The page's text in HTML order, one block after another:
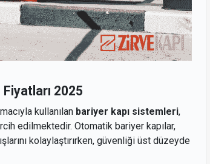
2025
kullanılan bariyer kapı sistemleri,
edilmektedir. Otomatik bariyer kapılar,
kolaylaştırırken, güvenliği üst düzeyde